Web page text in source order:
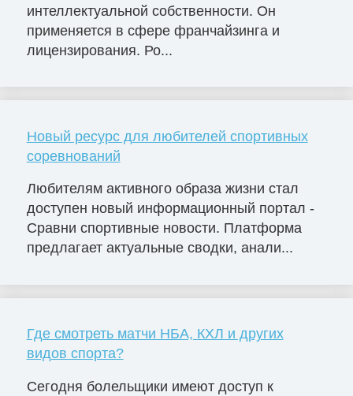
интеллектуальной собственности. Он
применяется в сфере франчайзинга и
лицензирования. Ро...
Новый ресурс для любителей спортивных
соревнований
Любителям активного образа жизни стал
доступен новый информационный портал -
Сравни спортивные новости. Платформа
предлагает актуальные сводки, анали...
Где смотреть матчи НБА, КХЛ и других
видов спорта?
Сегодня болельщики имеют доступ к